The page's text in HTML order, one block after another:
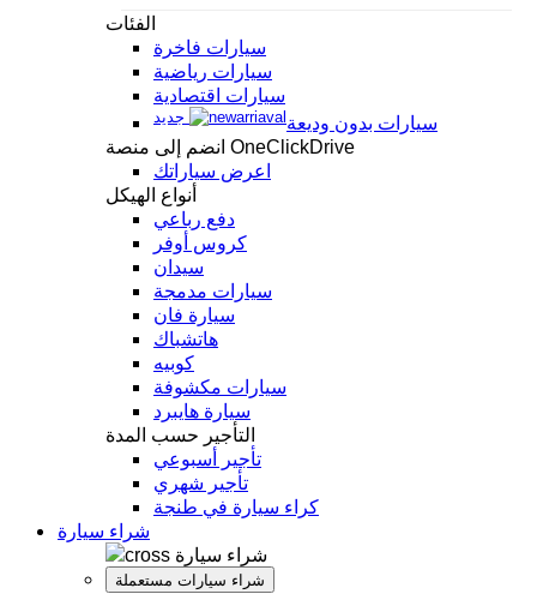
الفئات
سيارات فاخرة
سيارات رياضية
سيارات اقتصادية
سيارات بدون وديعة
جديد
انضم إلى منصة OneClickDrive
اعرض سياراتك
أنواع الهيكل
دفع رباعي
كروس أوفر
سيدان
سيارات مدمجة
سيارة فان
هاتشباك
كوبيه
سيارات مكشوفة
سيارة هايبرد
التأجير حسب المدة
تأجير أسبوعي
تأجير شهري
كراء سيارة في طنجة
شراء سيارة
شراء سيارة
شراء سيارات مستعملة